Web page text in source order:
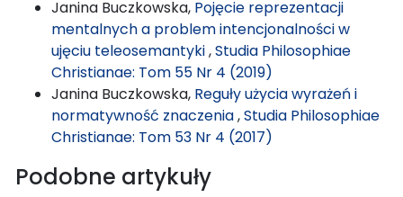
Janina Buczkowska, Pojęcie reprezentacji
mentalnych a problem intencjonalności w
ujęciu teleosemantyki,Studia Philosophiae
Christianae: Tom 55 Nr 4 (2019)
Janina Buczkowska, Reguły użycia wyrażeń i
normatywność znaczenia,Studia Philosophiae
Christianae: Tom 53 Nr 4 (2017)
Podobne artykuły